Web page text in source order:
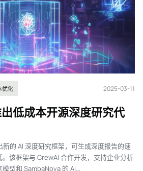
优化 2025-03-11
低成本开源深度研究代
的 AI 深度研究框架，可生成深度报告的速
该框架与 CrewAI 合作开发，支持企业分析
型和 SambaNova 的 AI...